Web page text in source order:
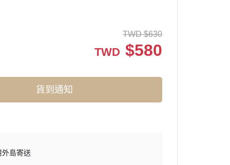
TWD $630
TWD $580
貨到通知
外島寄送